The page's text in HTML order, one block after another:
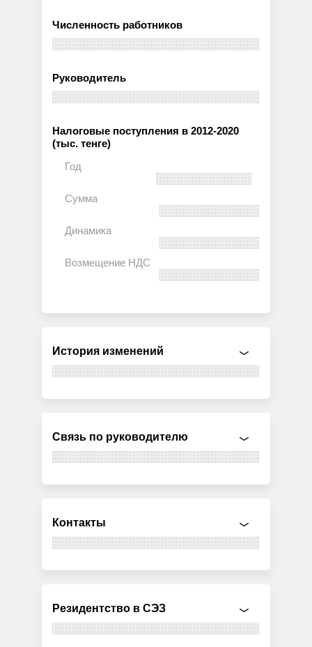
Численность работников
Руководитель
Налоговые поступления в 2012-2020
(тыс. тенге)
История изменений
Связь по руководителю
Контакты
Резидентство в СЭЗ